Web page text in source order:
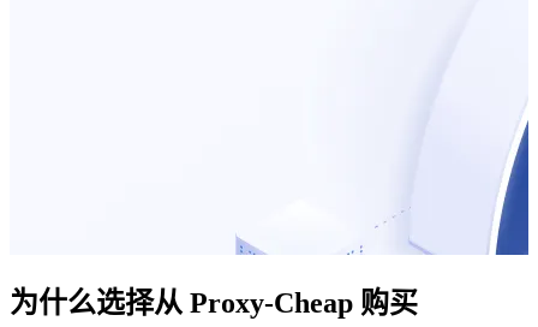
为什么选择从 Proxy-Cheap 购买